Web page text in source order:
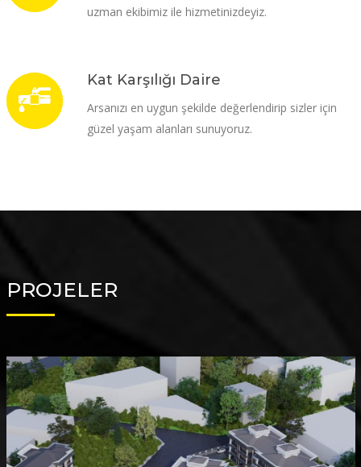
uzman ekibimiz ile hizmetinizdeyiz.
Kat Karşılığı Daire
Arsanızı en uygun şekilde değerlendirip sizler için
güzel yaşam alanları sunuyoruz.
PROJELER